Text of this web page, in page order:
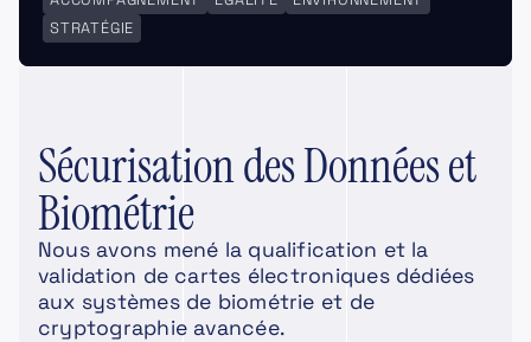
STRATÉGIE
Sécurisation des Données et
Biométrie
Nous avons mené la qualification et la
validation de cartes électroniques dédiées
aux systèmes de biométrie et de
cryptographie avancée.